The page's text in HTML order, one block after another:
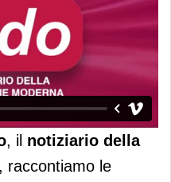
, il notiziario della
raccontiamo le